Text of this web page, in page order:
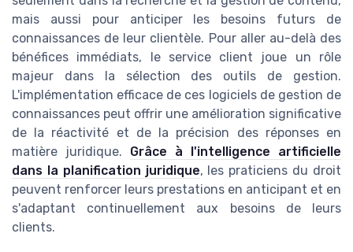
mais aussi pour anticiper les besoins futurs de
connaissances de leur clientèle. Pour aller au-delà des
bénéfices immédiats, le service client joue un rôle
majeur dans la sélection des outils de gestion.
L'implémentation efficace de ces logiciels de gestion de
connaissances peut offrir une amélioration significative
de la réactivité et de la précision des réponses en
matière juridique. Grâce à l'intelligence artificielle
dans la planification juridique, les praticiens du droit
peuvent renforcer leurs prestations en anticipant et en
s'adaptant continuellement aux besoins de leurs
clients.